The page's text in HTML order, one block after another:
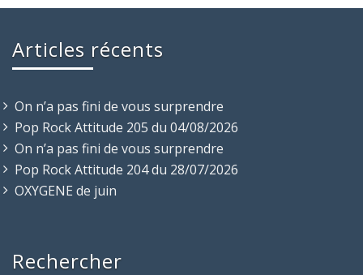
Articles récents
On n’a pas fini de vous surprendre
Pop Rock Attitude 205 du 04/08/2026
On n’a pas fini de vous surprendre
Pop Rock Attitude 204 du 28/07/2026
OXYGENE de juin
Rechercher